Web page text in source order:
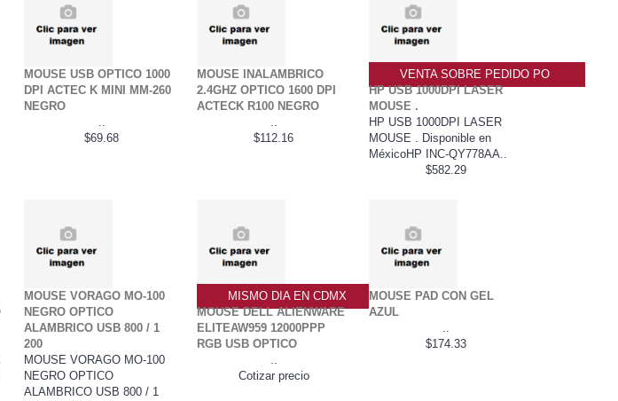
MOUSE USB OPTICO 1000
DPI ACTEC K MINI MM-260
NEGRO
..
$69.68
MOUSE INALAMBRICO
2.4GHZ OPTICO 1600 DPI
ACTECK R100 NEGRO
..
$112.16
VENTA SOBRE PEDIDO PO
HP USB 1000DPI LASER
MOUSE .
HP USB 1000DPI LASER
MOUSE . Disponible en
MéxicoHP INC-QY778AA..
$582.29
MOUSE VORAGO MO-100
NEGRO OPTICO
ALAMBRICO USB 800 / 1
200
MOUSE VORAGO MO-100
NEGRO OPTICO
ALAMBRICO USB 800 / 1
MISMO DIA EN CDMX
MOUSE DELL ALIENWARE
ELITEAW959 12000PPP
RGB USB OPTICO
..
Cotizar precio
MOUSE PAD CON GEL
AZUL
..
$174.33